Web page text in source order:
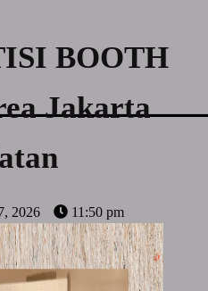
BOOTH
Jakarta
2026 11:50 pm